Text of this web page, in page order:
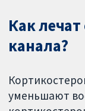
Как
канала?
уменьшают